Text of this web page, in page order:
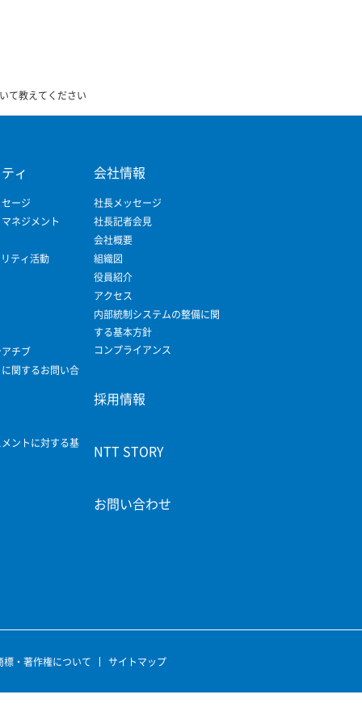
て教えてください
ィ
ージ
ネジメント
ティ活動
チブ
関するお問い合
ントに対する基
会社情報
社長メッセージ
社長記者会見
会社概要
組織図
役員紹介
アクセス
内部統制システムの整備に関
する基本方針
コンプライアンス
採用情報
NTT STORY
お問い合わせ
標・著作権について サイトマップ